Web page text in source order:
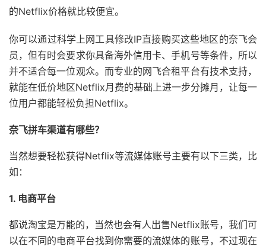
的Netflix价格就比较便宜。
你可以通过科学上网工具修改IP直接购买这些地区的奈飞会
员，但有时会要求你具备海外信用卡、手机号等条件，所以
并不适合每一位观众。而专业的网飞合租平台有技术支持，
就能在低价地区Netflix月费的基础上进一步分摊月，让每一
位用户都能轻松负担Netflix。
奈飞拼车渠道有哪些？
当然想要轻松获得Netflix等流媒体账号主要有以下三类，比
如：
1. 电商平台
都说淘宝是万能的，当然也会有人出售Netflix账号，我们可
以在不同的电商平台找到你需要的流媒体的账号，不过现在